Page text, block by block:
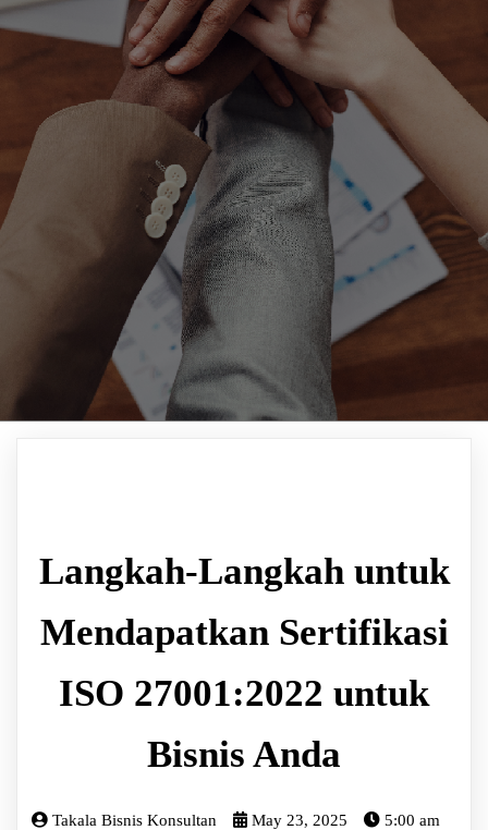
Langkah-Langkah untuk
Mendapatkan Sertifikasi
ISO 27001:2022 untuk
Bisnis Anda
Takala Bisnis Konsultan May 23, 2025 5:00 am